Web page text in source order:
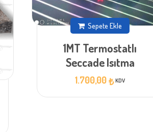
Sepete Ekle
1MT Termostatlı
Seccade Isıtma
1.700,00₺ KDV